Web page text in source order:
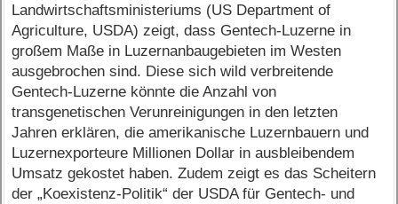
Landwirtschaftsministeriums (US Department of
Agriculture, USDA) zeigt, dass Gentech-Luzerne in
großem Maße in Luzernanbaugebieten im Westen
ausgebrochen sind. Diese sich wild verbreitende
Gentech-Luzerne könnte die Anzahl von
transgenetischen Verunreinigungen in den letzten
Jahren erklären, die amerikanische Luzernbauern und
Luzernexporteure Millionen Dollar in ausbleibendem
Umsatz gekostet haben. Zudem zeigt es das Scheitern
der „Koexistenz-Politik“ der USDA für Gentech- und